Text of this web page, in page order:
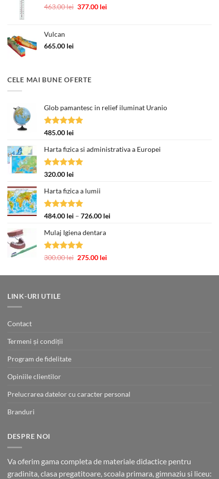
463.00lei Prețul
377.00 lei
Vulcan
665.00 lei
CELE MAI BUNE OFERTE
Glob pamantesc in relief iluminat Uranio
Evaluat la
485.00 lei
Harta fizica si administrativa a Europei
Evaluat la
320.00 lei
Harta fizica a lumii
Evaluat la
484.00 lei – 726.00 lei
Mulaj Igiena dentara
Evaluat la
300.00lei Prețul
a
275.00 lei
este:
LINK-URI UTILE
Contact
Termeni și condiții
Program de fidelitate
Opiniile clientilor
Prelucrarea datelor cu caracter personal
Branduri
DESPRE NOI
Va oferim gama completa de materiale didactice pentru
gradinita, clasa pregatitoare, scoala primara, gimnaziu si liceu: